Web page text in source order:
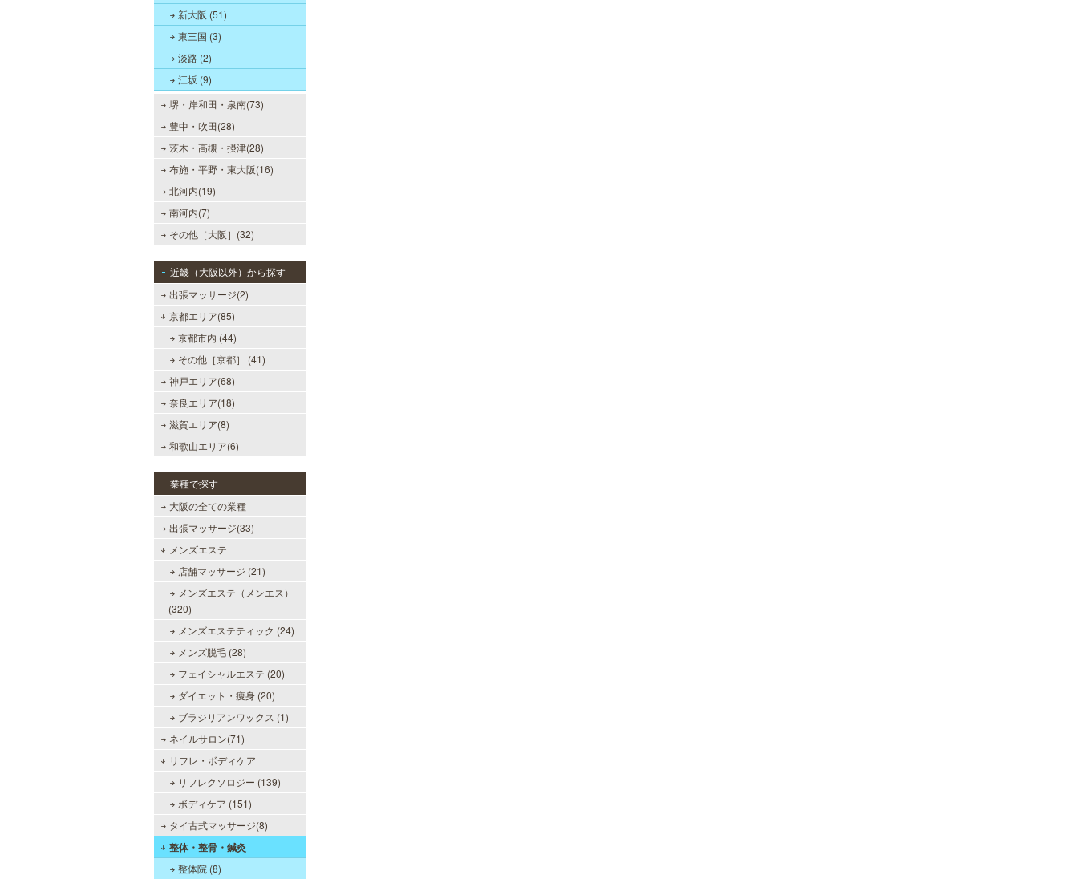
新大阪 (51)
東三国 (3)
淡路 (2)
江坂 (9)
堺・岸和田・泉南(73)
豊中・吹田(28)
茨木・高槻・摂津(28)
布施・平野・東大阪(16)
北河内(19)
南河内(7)
その他［大阪］(32)
近畿（大阪以外）から探す
出張マッサージ(2)
京都エリア(85)
京都市内 (44)
その他［京都］ (41)
神戸エリア(68)
奈良エリア(18)
滋賀エリア(8)
和歌山エリア(6)
業種で探す
大阪の全ての業種
出張マッサージ(33)
メンズエステ
店舗マッサージ (21)
メンズエステ（メンエス）
(320)
メンズエステティック (24)
メンズ脱毛 (28)
フェイシャルエステ (20)
ダイエット・痩身 (20)
ブラジリアンワックス (1)
ネイルサロン(71)
リフレ・ボディケア
リフレクソロジー (139)
ボディケア (151)
タイ古式マッサージ(8)
整体・整骨・鍼灸
整体院 (8)
DAZZLE（ダズル）
エス業界の中でも最高クラスのクオ
リティ!!厳選に厳選を重ねたセラピ
ストが何度も何度もトレーニングを
受け実現しました。日々の疲れを解
さい。
ミセス・ムーンR 大阪店
優しさと気遣いを忘れない…。大人
女性専門サロン♪至福の癒しを、お
約束致します。